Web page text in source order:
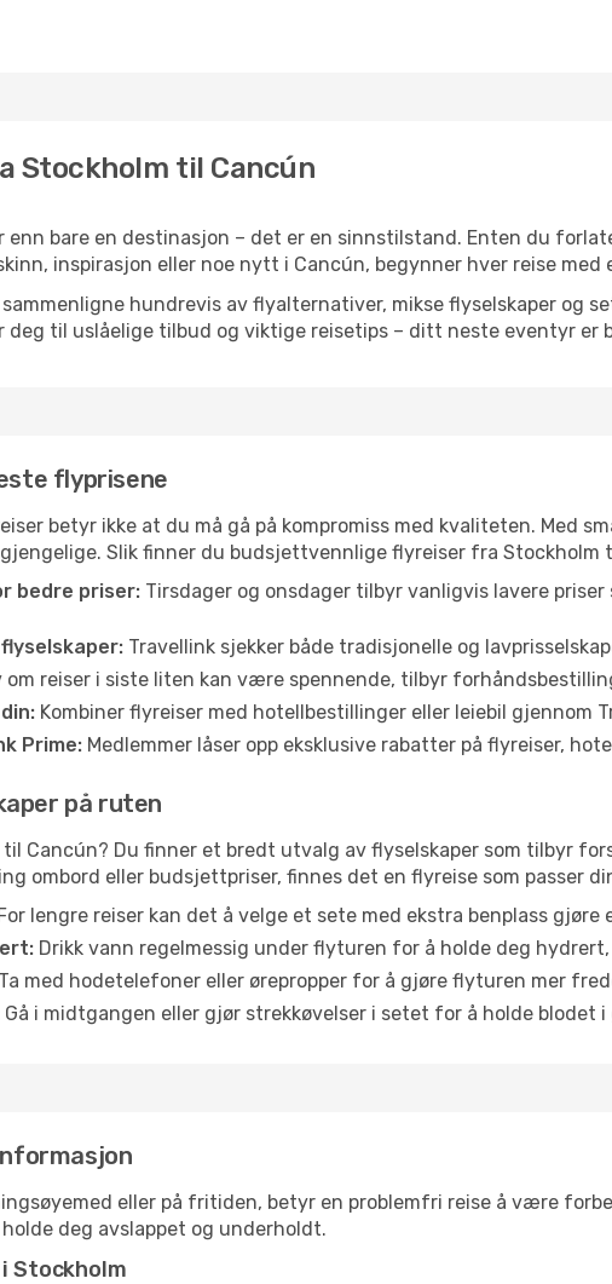
Stockholm til Cancún
enn bare en destinasjon – det er en sinnstilstand. Enten du
inspirasjon eller noe nytt i Cancún, begynner hver reise med
hundrevis av flyalternativer, mikse flyselskaper og
til uslåelige tilbud og viktige reisetips – ditt neste eventyr er
flyprisene
betyr ikke at du må gå på kompromiss med kvaliteten. Med
Slik finner du budsjettvennlige flyreiser fra Stockholm
bedre priser: Tirsdager og onsdager tilbyr vanligvis lavere
Travellink sjekker både tradisjonelle og
om reiser i siste liten kan være spennende, tilbyr
Kombiner flyreiser med hotellbestillinger eller leiebil gjennom
Prime: Medlemmer låser opp eksklusive rabatter på flyreiser,
på ruten
Cancún? Du finner et bredt utvalg av flyselskaper som tilbyr
ombord eller budsjettpriser, finnes det en flyreise som passer
lengre reiser kan det å velge et sete med ekstra benplass
Drikk vann regelmessig under flyturen for å holde deg
Ta med hodetelefoner eller ørepropper for å gjøre flyturen mer
Gå i midtgangen eller gjør strekkøvelser i setet for å holde blodet i
eller på fritiden, betyr en problemfri reise å være
deg avslappet og underholdt.
Stockholm